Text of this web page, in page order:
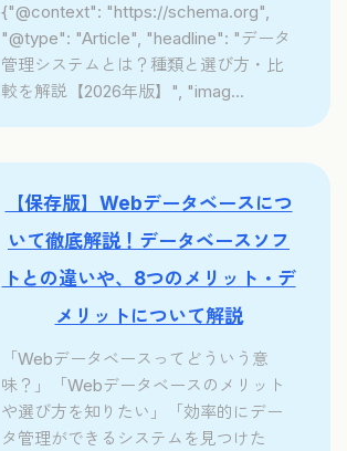
{"@context": "https://schema.org",
"@type": "Article", "headline": "データ
管理システムとは？種類と選び方・比
較を解説【2026年版】", "imag...
【保存版】Webデータベースにつ
いて徹底解説！データベースソフ
トとの違いや、8つのメリット・デ
メリットについて解説
「Webデータベースってどういう意
味？」「Webデータベースのメリット
や選び方を知りたい」「効率的にデー
タ管理ができるシステムを見つけた